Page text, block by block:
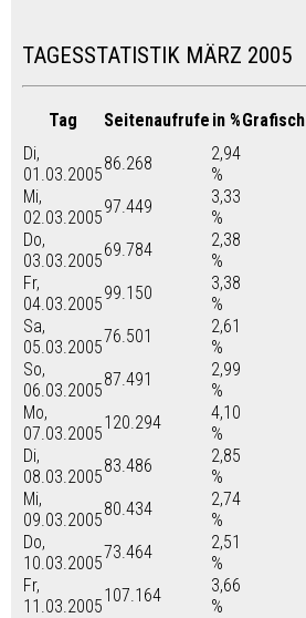
TAGESSTATISTIK MÄRZ 2005
Tag Seitenaufrufe in %Grafisch
Di,
01.03.2005
86.268
2,94
%
Mi,
02.03.2005
97.449
3,33
%
Do,
03.03.2005
69.784
2,38
%
Fr,
04.03.2005
99.150
3,38
%
Sa,
05.03.2005
76.501
2,61
%
So,
06.03.2005
87.491
2,99
%
Mo,
07.03.2005
120.294
4,10
%
Di,
08.03.2005
83.486
2,85
%
Mi,
09.03.2005
80.434
2,74
%
Do,
10.03.2005
73.464
2,51
%
Fr,
11.03.2005
107.164
3,66
%